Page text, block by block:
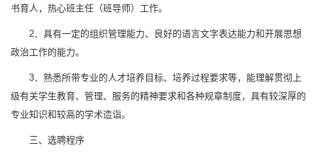
书育人，热心班主任（班导师）工作。
2．具有一定的组织管理能力、良好的语言文字表达能力和开展思想
政治工作的能力。
3．熟悉所带专业的人才培养目标、培养过程要求等，能理解贯彻上
级有关学生教育、管理、服务的精神要求和各种规章制度，具有较深厚的
专业知识和较高的学术造诣。
三、选聘程序